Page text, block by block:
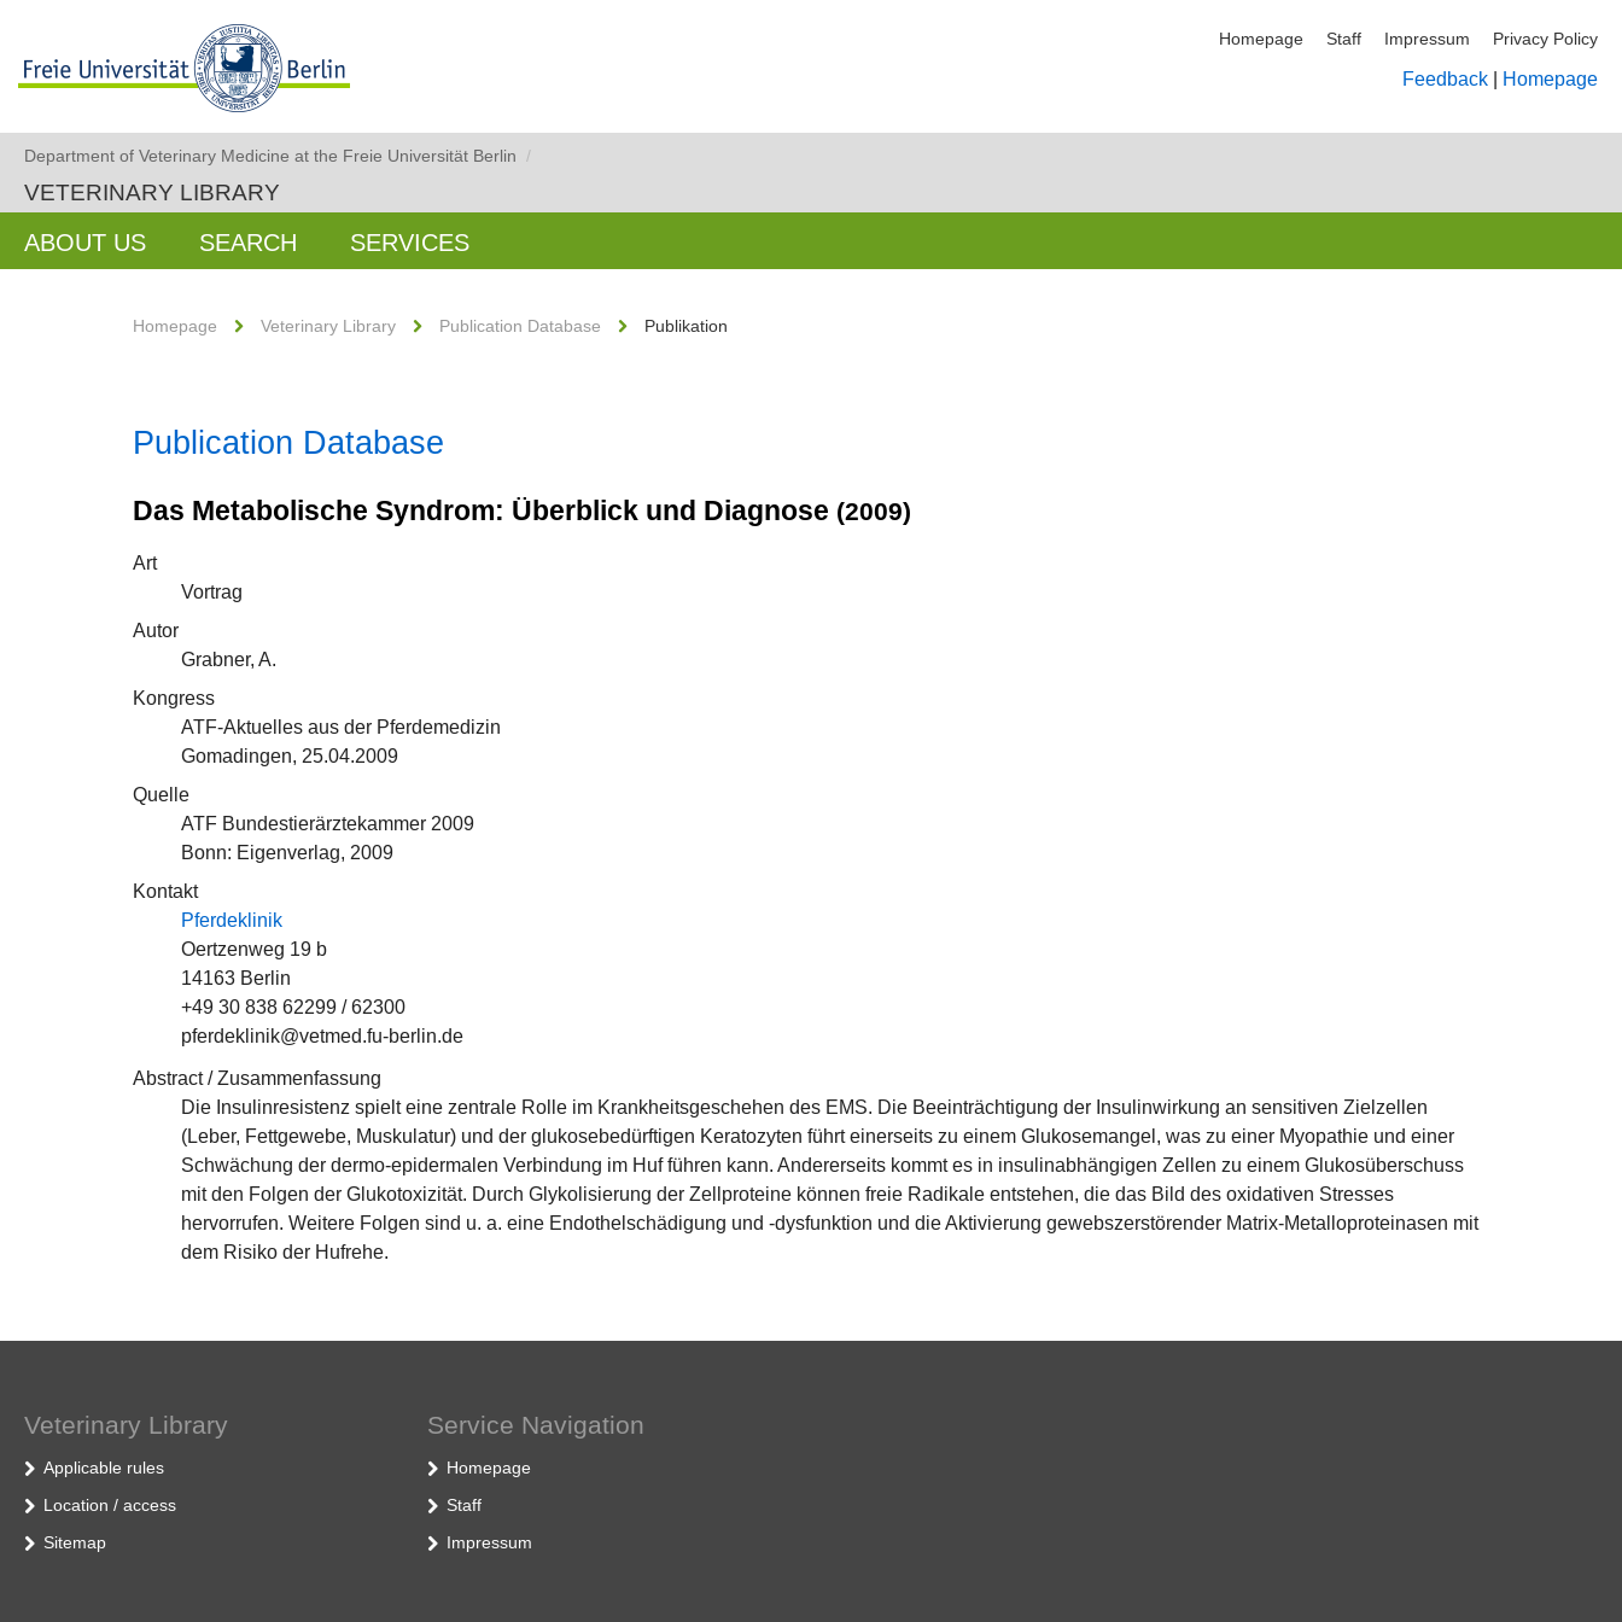
Homepage Staff Impressum Privacy Policy
Feedback Homepage
Department of Veterinary Medicine at the Freie Universität Berlin /
VETERINARY LIBRARY
ABOUT US SEARCH SERVICES
Homepage Veterinary Library Publication Database Publikation
Publication Database
Das Metabolische Syndrom: Überblick und Diagnose (2009)
Art
Vortrag
Autor
Grabner, A.
Kongress
ATF-Aktuelles aus der Pferdemedizin
Gomadingen, 25.04.2009
Quelle
ATF Bundestierärztekammer 2009
Bonn: Eigenverlag, 2009
Kontakt
Pferdeklinik
Oertzenweg 19 b
14163 Berlin
+49 30 838 62299 / 62300
pferdeklinik@vetmed.fu-berlin.de
Abstract / Zusammenfassung
Die Insulinresistenz spielt eine zentrale Rolle im Krankheitsgeschehen des EMS. Die Beeinträchtigung der Insulinwirkung an sensitiven Zielzellen
(Leber, Fettgewebe, Muskulatur) und der glukosebedürftigen Keratozyten führt einerseits zu einem Glukosemangel, was zu einer Myopathie und einer
Schwächung der dermo-epidermalen Verbindung im Huf führen kann. Andererseits kommt es in insulinabhängigen Zellen zu einem Glukosüberschuss
mit den Folgen der Glukotoxizität. Durch Glykolisierung der Zellproteine können freie Radikale entstehen, die das Bild des oxidativen Stresses
hervorrufen. Weitere Folgen sind u. a. eine Endothelschädigung und -dysfunktion und die Aktivierung gewebszerstörender Matrix-Metalloproteinasen mit
dem Risiko der Hufrehe.
Veterinary Library
Applicable rules
Location / access
Sitemap
Service Navigation
Homepage
Staff
Impressum